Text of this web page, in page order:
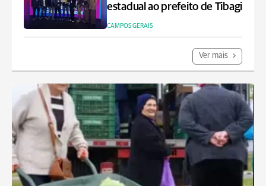
estadual ao prefeito de Tibagi
CAMPOS GERAIS
Ver mais